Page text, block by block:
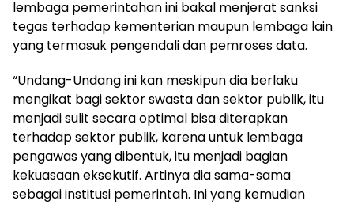
lembaga pemerintahan ini bakal menjerat sanksi
tegas terhadap kementerian maupun lembaga lain
yang termasuk pengendali dan pemroses data.
“Undang-Undang ini kan meskipun dia berlaku
mengikat bagi sektor swasta dan sektor publik, itu
menjadi sulit secara optimal bisa diterapkan
terhadap sektor publik, karena untuk lembaga
pengawas yang dibentuk, itu menjadi bagian
kekuasaan eksekutif. Artinya dia sama-sama
sebagai institusi pemerintah. Ini yang kemudian